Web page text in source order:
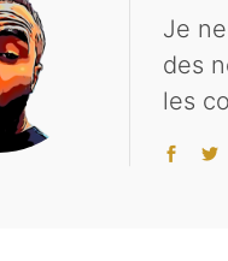
Je
des
les